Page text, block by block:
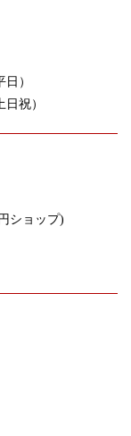
）
日祝）
ショップ)